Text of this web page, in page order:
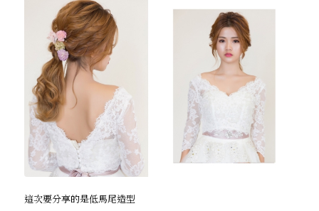
這次要分享的是低馬尾造型